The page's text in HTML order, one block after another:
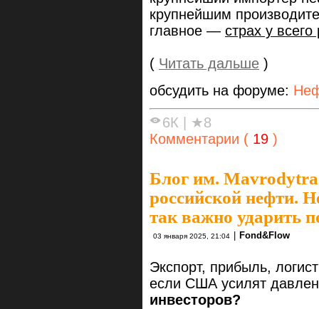
крупнейшим
главное — страх у всего
( Читать дальше )
обсудить на форуме:
6К
★8
Комментарии ( 19 )
Блог им.
российской нефти.
так важно ударить
03 января 2025, 21:04 Fond&Flow
Экспорт, прибыль,
если США усилят
инвесторов?